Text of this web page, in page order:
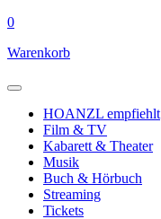
0
Warenkorb
HOANZL empfiehlt
Film & TV
Kabarett & Theater
Musik
Buch & Hörbuch
Streaming
Tickets